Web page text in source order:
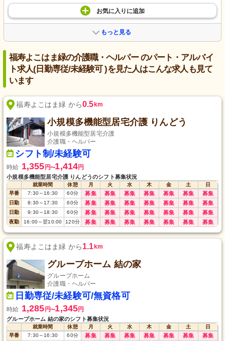
お気に入り に追加
もっと見る
福寿よこはま緑の介護職・ヘルパー のパート・アルバイ
ト求人(日勤専従/未経験可 )を見た人はこんな求人も見て
います
福寿よこはま緑 から0.5 km
小規模多機能型居宅介護 りんどう
小規模多機能型居宅介護
介護職・ヘルパー
シフト制/未経験可
時給 1,355 円〜1,414円
小規模多機能型居宅介護 りんどうのシフト募集状況
就業時間 休憩 月 火 水 木 金 土
日
早番
7:30～ 16:30 60分 募集 募集 募集 募集 募集 募集 募集
日勤 8:30～ 17:30 60分 募集 募集 募集 募集 募集 募集 募集
日勤 9:30～ 18:30 60分 募集 募集 募集 募集 募集 募集 募集
夜勤 16:00～翌10:00 120分 募集 募集 募集 募集 募集 募集 募集
福寿よこはま緑 から1.1 km
グループホーム 結の家
グループホーム
介護職・ヘルパー
日勤専従/未経験可/無資格可
時給 1,285 円〜1,345円
グループホーム 結の家のシフト募集状況
就業時間 休憩 月 火 水 木 金 土
日
早番
7:30～ 16:30 60分 募集 募集 募集 募集 募集 募集 募集